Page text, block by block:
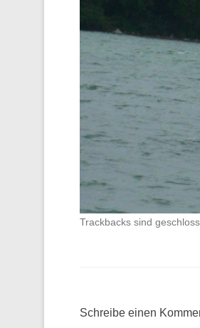
Trackbacks sind
Schreibe einen